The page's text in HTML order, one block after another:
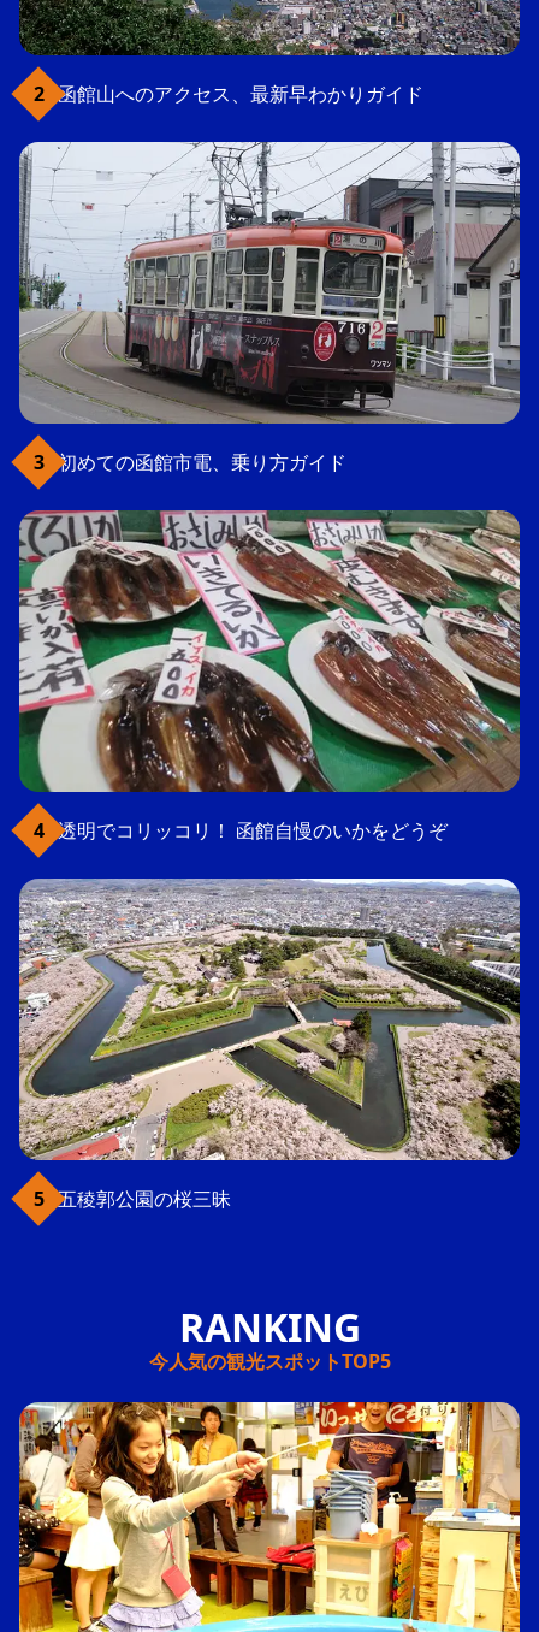
函館山へのアクセス、最新早わかりガイド
初めての函館市電、乗り方ガイド
透明でコリッコリ！ 函館自慢のいかをどうぞ
五稜郭公園の桜三昧
今人気の観光スポットTOP5